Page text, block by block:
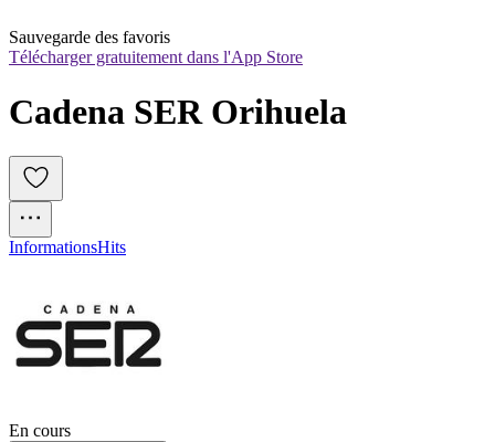
Sauvegarde des favoris
Télécharger gratuitement dans l'App Store
Cadena SER Orihuela
InformationsHits
En cours